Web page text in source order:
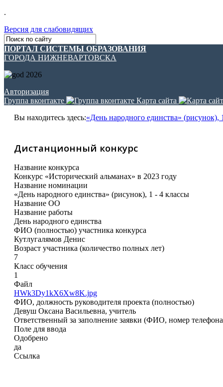
.
Версия для слабовидящих
ПОРТАЛ СИСТЕМЫ ОБРАЗОВАНИЯ
ГОРОДА НИЖНЕВАРТОВСКА
Авторизация
Группа вконтакте
Карта сайта
Вы находитесь здесь:«День народного единства» (рисунок),
Дистанционный конкурс
Название конкурса
Конкурс «Исторический альманах» в 2023 году
Название номинации
«День народного единства» (рисунок), 1 - 4 классы
Название ОО
Название работы
День народного единства
ФИО (полностью) участника конкурса
Кутлугалямов Денис
Возраст участника (количество полных лет)
7
Класс обучения
1
Файл
HWk3Dy1kX6Xw8K.jpg
ФИО, должность руководителя проекта (полностью)
Девуш Оксана Васильевна, учитель
Ответственный за заполнение заявки (ФИО, номер
Поле для ввода
Одобрено
да
Ссылка